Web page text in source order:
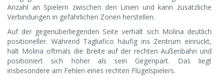
Anzahl an Spielern zwischen den Linien und kann zusätzliche
Verbindungen in gefährlichen Zonen herstellen.
Auf der gegenüberliegenden Seite verhält sich Molina deutlich
positioneller. Während Tagliafico häufig ins Zentrum einrückt,
hält Molina oftmals die Breite auf der rechten Außenbahn und
positioniert sich höher als sein Gegenpart. Das liegt
insbesondere am Fehlen eines rechten Flügelspielers.